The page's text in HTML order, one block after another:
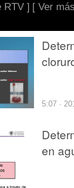
RTV ] [ Ver
5:07 ·
en